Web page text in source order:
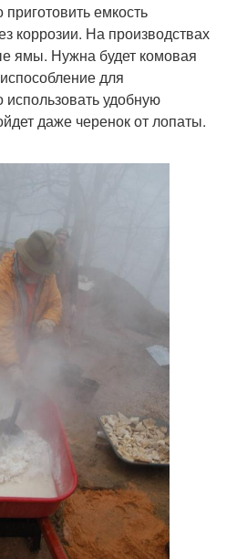
емкость
коррозии. На производствах
ямы. Нужна будет комовая
для
удобную
даже черенок от лопаты.